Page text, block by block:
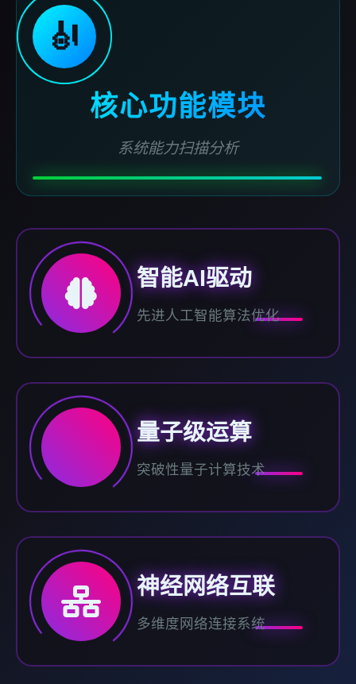
🎻
核心功能模块
系统能力扫描分析
智能AI驱动
先进人工智能算法优化
量子级运算
突破性量子计算技术
神经网络互联
多维度网络连接系统